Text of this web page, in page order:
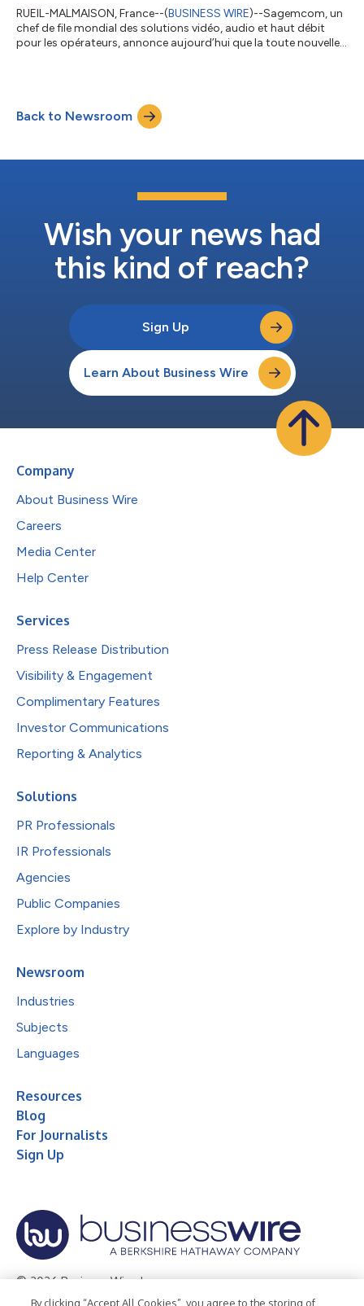
RUEIL-MALMAISON, France--(BUSINESS WIRE)--Sagemcom, un
chef de file mondial des solutions vidéo, audio et haut débit
pour les opérateurs, annonce aujourd’hui que la toute nouvelle
millions d’appareils dans le monde, qui standardise les
fonctions de base et la télémétrie utilisées dans les appareils
connectés haut débit, vi...
Back to Newsroom
Wish your news had
this kind of reach?
Sign Up
Learn About Business Wire
Company
About Business Wire
Careers
Media Center
Help Center
Services
Press Release Distribution
Visibility & Engagement
Complimentary Features
Investor Communications
Reporting & Analytics
Solutions
PR Professionals
IR Professionals
Agencies
Public Companies
Explore by Industry
Newsroom
Industries
Subjects
Languages
Resources
Blog
For Journalists
Sign Up
© 2026 Business Wire, Inc.
By clicking “Accept All Cookies”, you agree to the storing of